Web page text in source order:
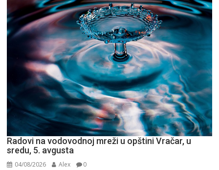
Radovi na vodovodnoj mreži u opštini Vračar, u
sredu, 5. avgusta
04/08/2026 Alex 0